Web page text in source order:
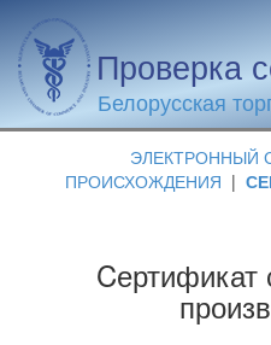
Проверка
Белорусская
ЭЛЕКТРОННЫЙ
ПРОИСХОЖДЕНИЯ |
Cертификат